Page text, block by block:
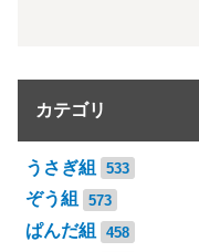
カテゴリ
うさぎ組 533
ぞう組 573
ぱんだ組 458